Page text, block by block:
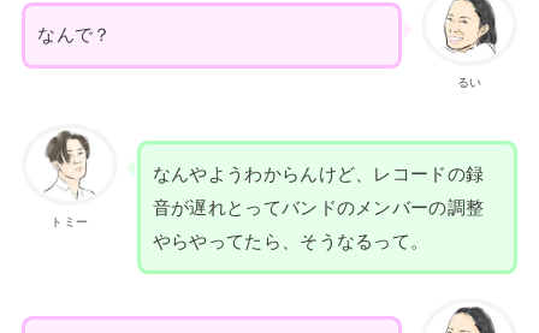
るい
なんで？
トミー
なんやようわからんけど、レコードの録
音が遅れとってバンドのメンバーの調整
やらやってたら、そうなるって。